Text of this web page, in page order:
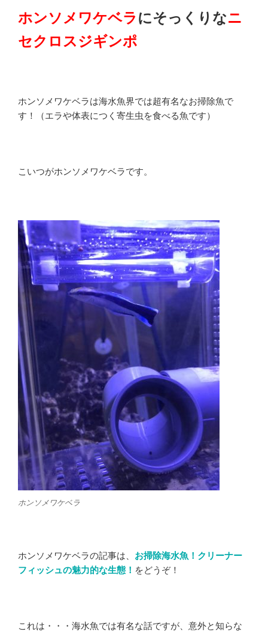
ホンソメワケベラ にそっくりなニ
セクロスジギンポ
ホンソメワケベラは海水魚界では超有名なお掃除魚で
す！（エラや体表につく寄生虫を食べる魚です）
こいつがホンソメワケベラです。
ホンソメワケベラ
ホンソメワケベラの記事は、 お掃除海水魚！クリーナー
フィッシュの魅力的な生態！ をどうぞ！
これは・・・海水魚では有名な話ですが、意外と知らな